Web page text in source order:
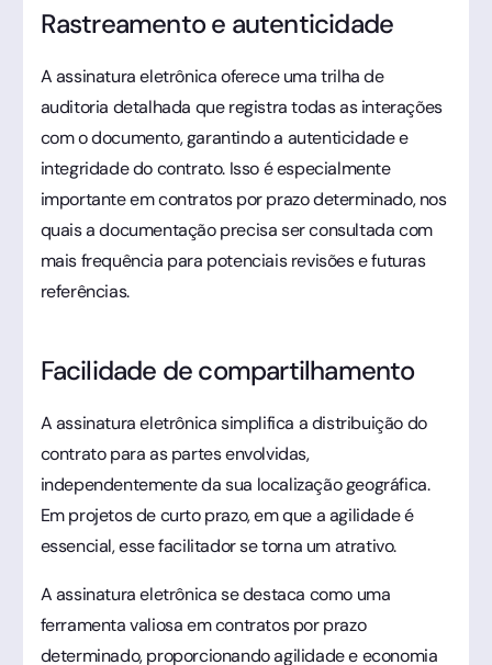
Rastreamento e autenticidade
A assinatura eletrônica oferece uma trilha de
auditoria detalhada que registra todas as interações
com o documento, garantindo a autenticidade e
integridade do contrato. Isso é especialmente
importante em contratos por prazo determinado, nos
quais a documentação precisa ser consultada com
mais frequência para potenciais revisões e futuras
referências.
Facilidade de compartilhamento
A assinatura eletrônica simplifica a distribuição do
contrato para as partes envolvidas,
independentemente da sua localização geográfica.
Em projetos de curto prazo, em que a agilidade é
essencial, esse facilitador se torna um atrativo.
A assinatura eletrônica se destaca como uma
ferramenta valiosa em contratos por prazo
determinado, proporcionando agilidade e economia